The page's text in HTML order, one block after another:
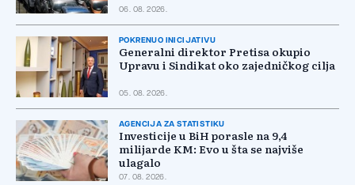
06. 08. 2026.
POKRENUO INICIJATIVU
Generalni direktor Pretisa okupio
Upravu i Sindikat oko zajedničkog cilja
05. 08. 2026.
AGENCIJA ZA STATISTIKU
Investicije u BiH porasle na 9,4
milijarde KM: Evo u šta se najviše
ulagalo
07. 08. 2026.